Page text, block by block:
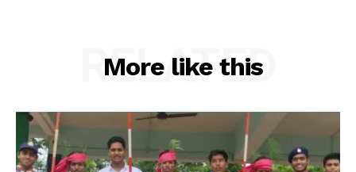
More like this
RELATED